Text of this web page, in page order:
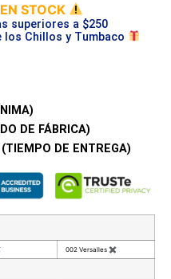
STOCK
superiores a $250
los Chillos y Tumbaco
DE FÁBRICA)
DE ENTREGA)
002 Versalles ✖